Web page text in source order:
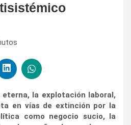
la explotación laboral,
en vías de extinción por la
como negocio sucio, la